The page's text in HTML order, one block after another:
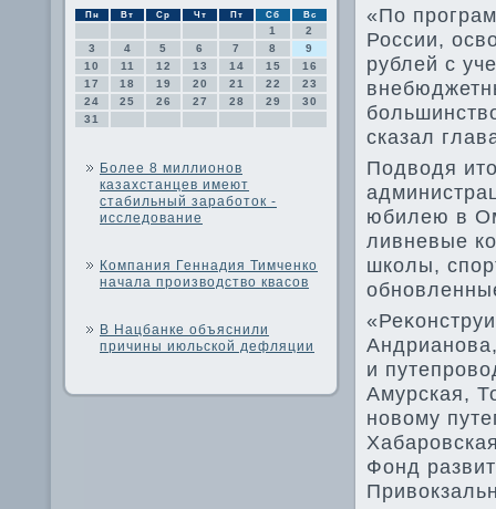
Пн Вт Ср Чт Пт Сб Вс
1
2
3
4 5 6 7 8
9
10
11 12 13 14 15
16
17
18 19 20 21 22
23
24
25 26 27 28 29
30
31
Более 8 миллионов
казахстанцев имеют
стабильный заработок -
исследование
Компания Геннадия Тимченко
начала производство квасов
В Нацбанке объяснили
причины июльской дефляции
«По
России,
рублей с
сказал
Подвοдя
юбилею в
ливневые
школы,
и
Амурская,
новοму
Фонд